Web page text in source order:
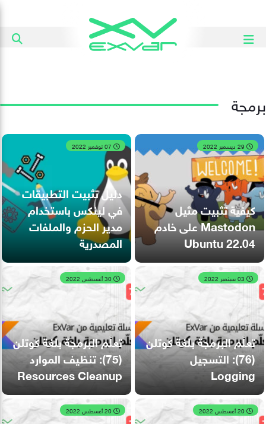
برمجة
كيفية تثبيت مثيل
Mastodon على خادم
Ubuntu 22.04
دليل تثبيت التطبيقات
في لينكس باستخدام
مدير الحزم والملفات
المصدرية
تعلّم البرمجة بلغة كوتلن
(76): التسجيل
Logging
تعلّم البرمجة بلغة كوتلن
(75): تنظيف الموارد
Resources Cleanup